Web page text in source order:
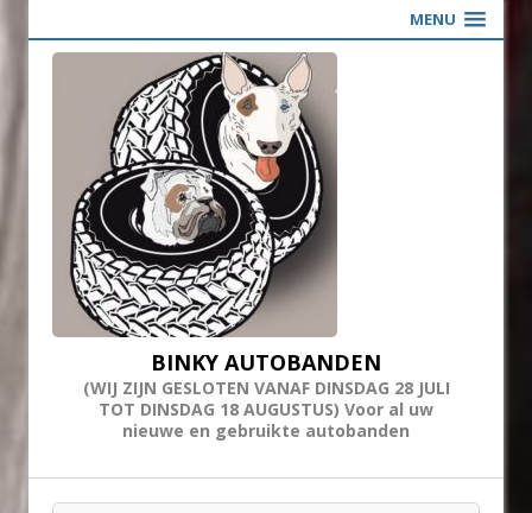
MENU
BINKY AUTOBANDEN
(WIJ ZIJN GESLOTEN VANAF DINSDAG 28 JULI
TOT DINSDAG 18 AUGUSTUS) Voor al uw
nieuwe en gebruikte autobanden